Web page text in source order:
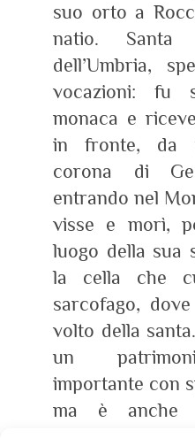
suo orto a
natio.
dell’Umbria,
vocazioni: fu
monaca e
in fronte, da
corona di
entrando nel
visse e morì,
luogo della sua
la cella che
sarcofago,
volto della
un
importante con
ma è anche